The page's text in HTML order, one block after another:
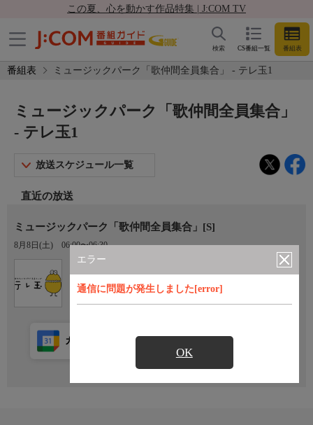
この夏、心を動かす作品特集 | J:COM TV
CS番組一覧 番組表
検索
番組表 ミュージックパーク「歌仲間全員集合」 - テレ玉1
エラー
通信に問題が発生しました[error]
OK
ミュージックパーク「歌仲間全員集合」
- テレ玉1
放送スケジュール一覧
直近の放送
ミュージックパーク「歌仲間全員集合」[S]
8月8日(土) 06:00〜06:30
カレンダー登録 アプリ視聴